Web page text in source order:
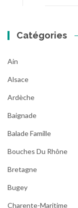
Catégories
Ain
Alsace
Ardèche
Baignade
Balade Famille
Bouches Du Rhône
Bretagne
Bugey
Charente-Maritime